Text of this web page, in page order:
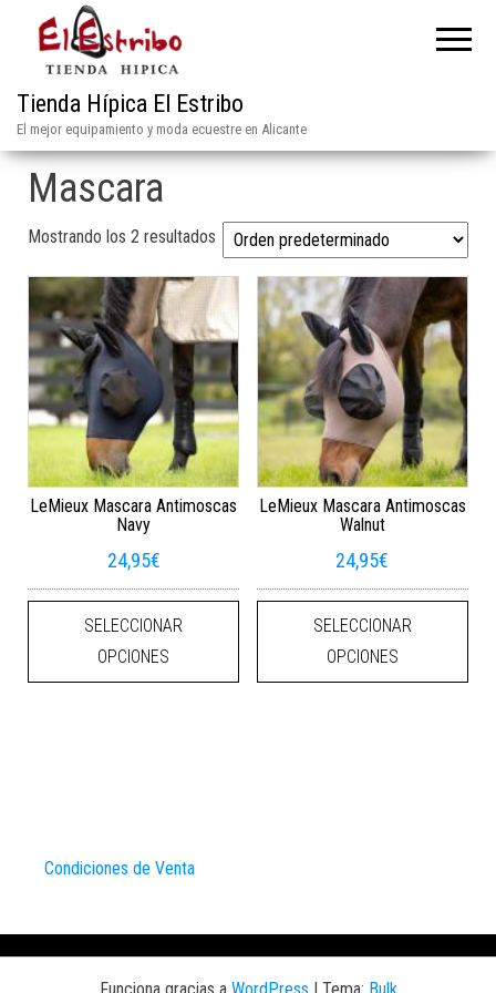
Tienda Hípica El Estribo
El mejor equipamiento y moda ecuestre en Alicante
Mascara
Mostrando los 2 resultados
LeMieux Mascara Antimoscas
Navy
24,95€
SELECCIONAR
OPCIONES
Este producto tiene múltiples
LeMieux Mascara Antimoscas
Walnut
24,95€
SELECCIONAR
OPCIONES
Condiciones de Venta